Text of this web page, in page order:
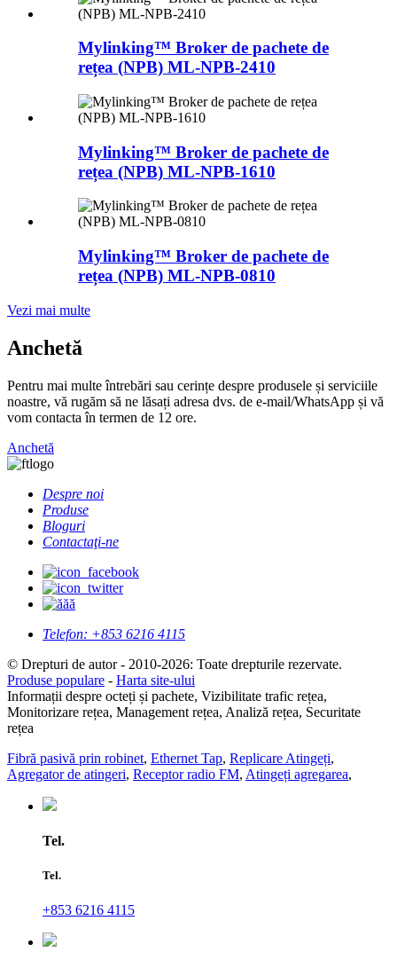
Mylinking™ Broker de pachete de
rețea (NPB) ML-NPB-2410
Mylinking™ Broker de pachete de
rețea (NPB) ML-NPB-1610
Mylinking™ Broker de pachete de
rețea (NPB) ML-NPB-0810
Vezi mai multe
Anchetă
Pentru mai multe întrebări sau cerințe despre produsele și serviciile
noastre, vă rugăm să ne lăsați adresa dvs. de e-mail/WhatsApp și vă
vom contacta în termen de 12 ore.
Anchetă
Despre noi
Produse
Bloguri
Contactaţi-ne
Telefon: +853 6216 4115
© Drepturi de autor - 2010-2026: Toate drepturile rezervate.
Produse populare - Harta site-ului
Informații despre octeți și pachete, Vizibilitate trafic rețea,
Monitorizare rețea, Management rețea, Analiză rețea, Securitate
rețea
Fibră pasivă prin robinet, Ethernet Tap, Replicare Atingeți,
Agregator de atingeri, Receptor radio FM, Atingeți agregarea,
Tel.
Tel.
+853 6216 4115